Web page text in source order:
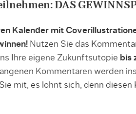
DAS
Kalender mit
Nutzen Sie das
Ihre eigene Zukunftsutopie bis
Kommentaren werden
mit, es lohnt sich, denn diesen